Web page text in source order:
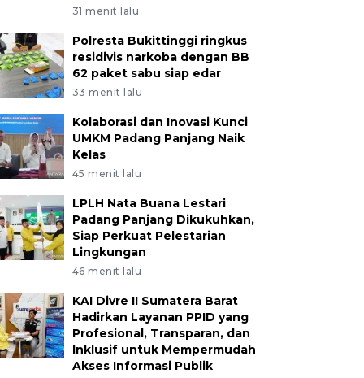
31 menit lalu
Polresta Bukittinggi ringkus
residivis narkoba dengan BB
62 paket sabu siap edar
33 menit lalu
Kolaborasi dan Inovasi Kunci
UMKM Padang Panjang Naik
Kelas
45 menit lalu
LPLH Nata Buana Lestari
Padang Panjang Dikukuhkan,
Siap Perkuat Pelestarian
Lingkungan
46 menit lalu
KAI Divre II Sumatera Barat
Hadirkan Layanan PPID yang
Profesional, Transparan, dan
Inklusif untuk Mempermudah
Akses Informasi Publik